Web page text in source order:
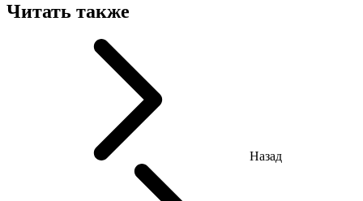
Читать также
Назад